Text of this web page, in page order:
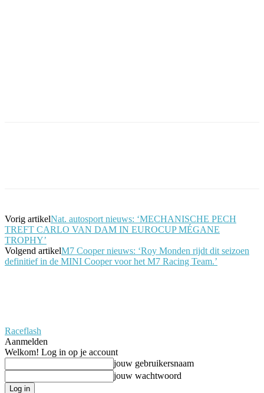
Vorig artikelNat. autosport nieuws: ‘MECHANISCHE PECH
TREFT CARLO VAN DAM IN EUROCUP MÉGANE
TROPHY’
Volgend artikelM7 Cooper nieuws: ‘Roy Monden rijdt dit seizoen
definitief in de MINI Cooper voor het M7 Racing Team.’
Raceflash
Aanmelden
Welkom! Log in op je account
jouw gebruikersnaam
jouw wachtwoord